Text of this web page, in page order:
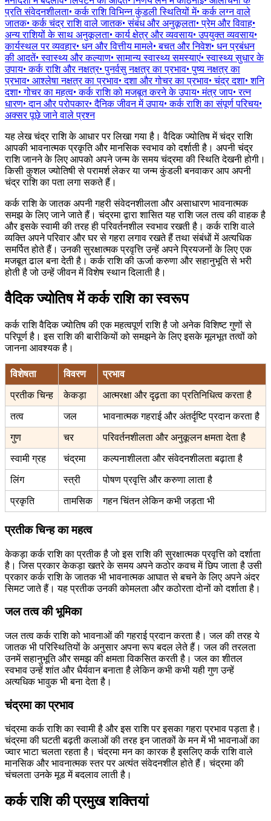
प्रति संवेदनशीलता•कर्क राशि विभिन्न कुंडली स्थितियों में•कर्क लग्न वाले
जातक•कर्क चंद्र राशि वाले जातक•संबंध और अनुकूलता•प्रेम और विवाह•
अन्य राशियों के साथ अनुकूलता•कार्य क्षेत्र और व्यवसाय•उपयुक्त व्यवसाय•
कार्यस्थल पर व्यवहार• धन और वित्तीय मामले•बचत और निवेश• धन प्रबंधन
की आदतें•स्वास्थ्य और कल्याण•सामान्य स्वास्थ्य समस्याएं•स्वास्थ्य सुधार के
उपाय•कर्क राशि और नक्षत्र•पुनर्वसु नक्षत्र का प्रभाव•पुष्य नक्षत्र का
प्रभाव• आश्लेषा नक्षत्र का प्रभाव•दशा और गोचर का प्रभाव•चंद्र दशा•शनि
दशा•गोचर का महत्व•कर्क राशि को मजबूत करने के उपाय•मंत्र जाप•रत्न
धारण•दान और परोपकार•दैनिक जीवन में उपाय•कर्क राशि का संपूर्ण परिचय•
अक्सर पूछे जाने वाले प्रश्न
यह लेख चंद्र राशि के आधार पर लिखा गया है। वैदिक ज्योतिष में चंद्र राशि
आपकी भावनात्मक प्रकृति और मानसिक स्वभाव को दर्शाती है। अपनी चंद्र
राशि जानने के लिए आपको अपने जन्म के समय चंद्रमा की स्थिति देखनी होगी।
किसी कुशल ज्योतिषी से परामर्श लेकर या जन्म कुंडली बनवाकर आप अपनी
चंद्र राशि का पता लगा सकते हैं।
कर्क राशि के जातक अपनी गहरी संवेदनशीलता और असाधारण भावनात्मक
समझ के लिए जाने जाते हैं। चंद्रमा द्वारा शासित यह राशि जल तत्व की वाहक है
और इसके स्वामी की तरह ही परिवर्तनशील स्वभाव रखती है। कर्क राशि वाले
व्यक्ति अपने परिवार और घर से गहरा लगाव रखते हैं तथा संबंधों में अत्यधिक
समर्पित होते हैं। उनकी सुरक्षात्मक प्रवृत्ति उन्हें अपने प्रियजनों के लिए एक
मजबूत ढाल बना देती है। कर्क राशि की ऊर्जा करुणा और सहानुभूति से भरी
होती है जो उन्हें जीवन में विशेष स्थान दिलाती है।
वैदिक ज्योतिष में कर्क राशि का स्वरूप
कर्क राशि वैदिक ज्योतिष की एक महत्वपूर्ण राशि है जो अनेक विशिष्ट गुणों से
परिपूर्ण है। इस राशि की बारीकियों को समझने के लिए इसके मूलभूत तत्वों को
जानना आवश्यक है।
विशेषता विवरण प्रभाव
प्रतीक चिन्ह केकड़ा आत्मरक्षा और दृढ़ता का प्रतिनिधित्व करता है
तत्व जल भावनात्मक गहराई और अंतर्दृष्टि प्रदान करता है
गुण चर परिवर्तनशीलता और अनुकूलन क्षमता देता है
स्वामी ग्रह चंद्रमा कल्पनाशीलता और संवेदनशीलता बढ़ाता है
लिंग स्त्री पोषण प्रवृत्ति और करुणा लाता है
प्रकृति तामसिक गहन चिंतन लेकिन कभी जड़ता भी
प्रतीक चिन्ह का महत्व
केकड़ा कर्क राशि का प्रतीक है जो इस राशि की सुरक्षात्मक प्रवृत्ति को दर्शाता
है। जिस प्रकार केकड़ा खतरे के समय अपने कठोर कवच में छिप जाता है उसी
प्रकार कर्क राशि के जातक भी भावनात्मक आघात से बचने के लिए अपने अंदर
सिमट जाते हैं। यह प्रतीक उनकी कोमलता और कठोरता दोनों को दर्शाता है।
जल तत्व की भूमिका
जल तत्व कर्क राशि को भावनाओं की गहराई प्रदान करता है। जल की तरह ये
जातक भी परिस्थितियों के अनुसार अपना रूप बदल लेते हैं। जल की तरलता
उनमें सहानुभूति और समझ की क्षमता विकसित करती है। जल का शीतल
स्वभाव उन्हें शांत और धैर्यवान बनाता है लेकिन कभी कभी यही गुण उन्हें
अत्यधिक भावुक भी बना देता है।
चंद्रमा का प्रभाव
चंद्रमा कर्क राशि का स्वामी है और इस राशि पर इसका गहरा प्रभाव पड़ता है।
चंद्रमा की घटती बढ़ती कलाओं की तरह इन जातकों के मन में भी भावनाओं का
ज्वार भाटा चलता रहता है। चंद्रमा मन का कारक है इसलिए कर्क राशि वाले
मानसिक और भावनात्मक स्तर पर अत्यंत संवेदनशील होते हैं। चंद्रमा की
चंचलता उनके मूड में बदलाव लाती है।
कर्क राशि की प्रमुख शक्तियां